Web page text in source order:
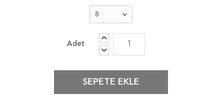
SEPETE EKLE